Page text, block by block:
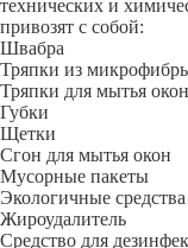
технических и
привозят с собой:
Швабра
Тряпки из
Тряпки для мытья окон
Губки
Щетки
Сгон для мытья окон
Мусорные пакеты
Экологичные
Жироудалитель
Средство для